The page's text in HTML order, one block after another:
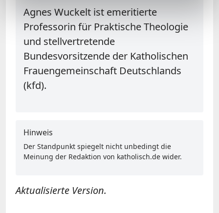
Agnes Wuckelt ist emeritierte
Professorin für Praktische Theologie
und stellvertretende
Bundesvorsitzende der Katholischen
Frauengemeinschaft Deutschlands
(kfd).
Hinweis
Der Standpunkt spiegelt nicht unbedingt die
Meinung der Redaktion von katholisch.de wider.
Aktualisierte Version.